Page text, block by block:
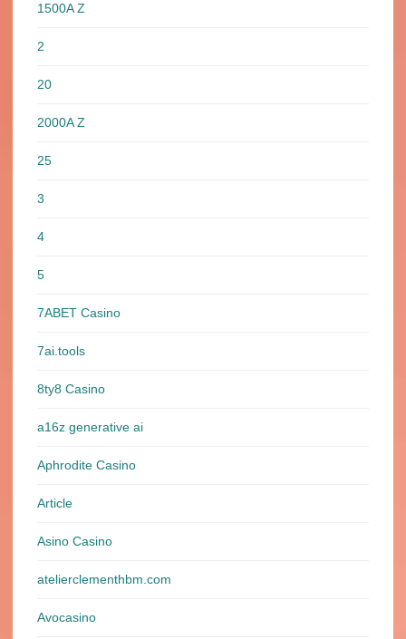
1500A Z
2
20
2000A Z
25
3
4
5
7ABET Casino
7ai.tools
8ty8 Casino
a16z generative ai
Aphrodite Casino
Article
Asino Casino
atelierclementhbm.com
Avocasino